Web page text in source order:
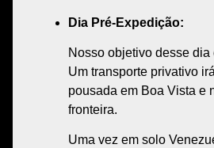
Dia Pré-Expedição:
Nosso objetivo desse dia
Um transporte privativo
pousada em Boa Vista e
fronteira.
Uma vez em solo